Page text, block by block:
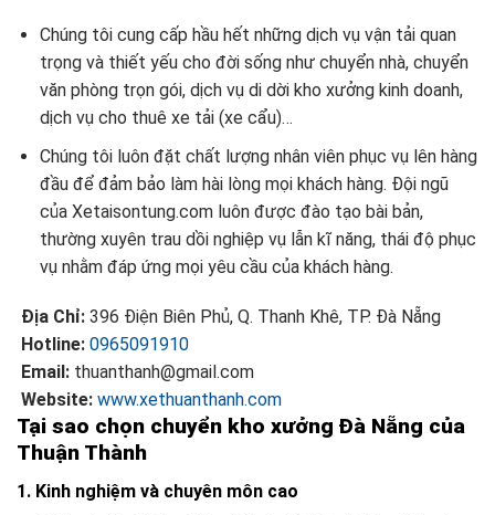
Chúng tôi cung cấp hầu hết những dịch vụ vận tải quan
trọng và thiết yếu cho đời sống như chuyển nhà, chuyển
văn phòng trọn gói, dịch vụ di dời kho xưởng kinh doanh,
dịch vụ cho thuê xe tải (xe cẩu)…
Chúng tôi luôn đặt chất lượng nhân viên phục vụ lên hàng
đầu để đảm bảo làm hài lòng mọi khách hàng. Đội ngũ
của Xetaisontung.com luôn được đào tạo bài bản,
thường xuyên trau dồi nghiệp vụ lẫn kĩ năng, thái độ phục
vụ nhằm đáp ứng mọi yêu cầu của khách hàng.
Địa Chỉ: 396 Điện Biên Phủ, Q. Thanh Khê, TP. Đà Nẵng
Hotline: 0965091910
Email: thuanthanh@gmail.com
Website: www.xethuanthanh.com
Tại sao chọn chuyển kho xưởng Đà Nẵng của
Thuận Thành
1. Kinh nghiệm và chuyên môn cao